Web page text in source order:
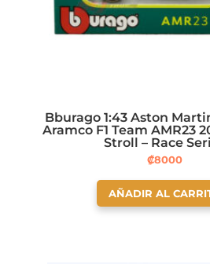
Bburago 1:43 Aston
Aramco F1 Team AMR23
Stroll – Race
₡8000
AÑADIR AL